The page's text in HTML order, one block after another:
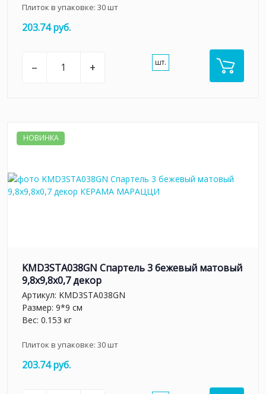
Плиток в упаковке: 30шт
203.74 руб.
– + шт.
НОВИНКА
KMD3STA038GN Спартель 3 бежевый матовый
9,8x9,8x0,7 декор
Артикул: KMD3STA038GN
Размер: 9*9 см
Вес: 0.153 кг
Плиток в упаковке: 30шт
203.74 руб.